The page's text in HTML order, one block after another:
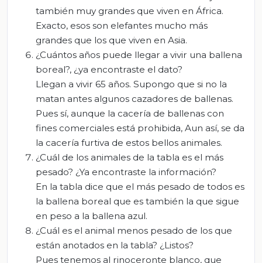
también muy grandes que viven en África.
Exacto, esos son elefantes mucho más
grandes que los que viven en Asia.
¿Cuántos años puede llegar a vivir una ballena
boreal?, ¿ya encontraste el dato?
Llegan a vivir 65 años. Supongo que si no la
matan antes algunos cazadores de ballenas.
Pues sí, aunque la cacería de ballenas con
fines comerciales está prohibida, Aun así, se da
la cacería furtiva de estos bellos animales.
¿Cuál de los animales de la tabla es el más
pesado? ¿Ya encontraste la información?
En la tabla dice que el más pesado de todos es
la ballena boreal que es también la que sigue
en peso a la ballena azul.
¿Cuál es el animal menos pesado de los que
están anotados en la tabla? ¿Listos?
Pues tenemos al rinoceronte blanco, que